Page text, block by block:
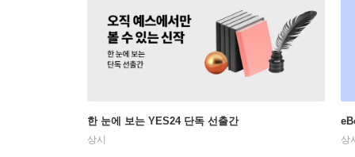
한 눈에 보는 YES24 단독 선출간
상시 상